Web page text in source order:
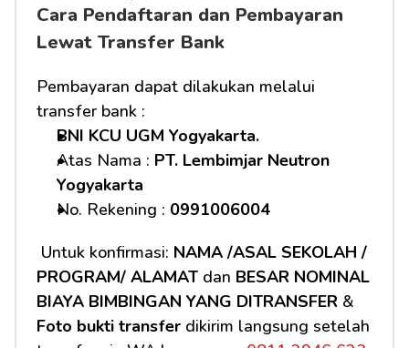
Cara Pendaftaran dan Pembayaran
Lewat Transfer Bank
Pembayaran dapat dilakukan melalui
transfer bank :
BNI KCU UGM Yogyakarta.
Atas Nama : PT. Lembimjar Neutron
Yogyakarta
No. Rekening : 0991006004
Untuk konfirmasi: NAMA /ASAL SEKOLAH /
PROGRAM/ ALAMAT dan BESAR NOMINAL
BIAYA BIMBINGAN YANG DITRANSFER
Foto bukti transfer dikirim langsung setelah